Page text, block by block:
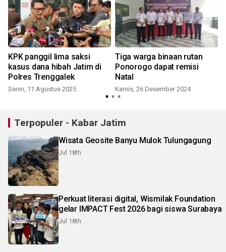
KPK panggil lima saksi
kasus dana hibah Jatim di
Polres Trenggalek
Senin, 11 Agustus 2025
Tiga warga binaan rutan
Ponorogo dapat remisi
Natal
Kamis, 26 Desember 2024
Terpopuler - Kabar Jatim
Wisata Geosite Banyu Mulok Tulungagung
Jul 18th
Perkuat literasi digital, Wismilak Foundation
gelar IMPACT Fest 2026 bagi siswa Surabaya
Jul 18th